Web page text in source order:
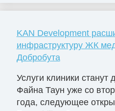
KAN Development
инфраструктуру ЖК
Добробута
Услуги клиники станут
Файна Таун уже со
года, следующее